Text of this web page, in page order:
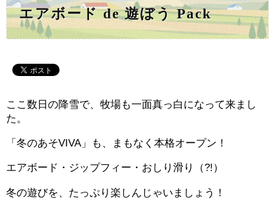
エアボード de 遊ぼう Pack
ここ数日の降雪で、牧場も一面真っ白になって来まし
た。
「冬のあそVIVA」も、まもなく本格オープン！
エアボード・ジップフィー・おしり滑り（?!）
冬の遊びを、たっぷり楽しんじゃいましょう！